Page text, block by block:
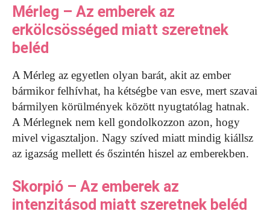
Mérleg – Az emberek az
erkölcsösséged miatt szeretnek
beléd
A Mérleg az egyetlen olyan barát, akit az ember
bármikor felhívhat, ha kétségbe van esve, mert szavai
bármilyen körülmények között nyugtatólag hatnak.
A Mérlegnek nem kell gondolkozzon azon, hogy
mivel vigasztaljon. Nagy szíved miatt mindig kiállsz
az igazság mellett és őszintén hiszel az emberekben.
Skorpió – Az emberek az
intenzitásod miatt szeretnek beléd